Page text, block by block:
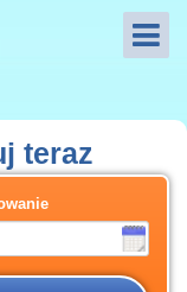
teraz